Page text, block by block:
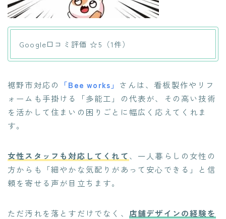
Google口コミ評価 ☆5（1件）
裾野市対応の 「Bee works」 さんは、看板製作やリフ
ォームも手掛ける「多能工」の代表が、その高い技術
を活かして住まいの困りごとに幅広く応えてくれま
す。
女性スタッフも対応してくれて、一人暮らしの女性の
方からも「細やかな気配りがあって安心できる」と信
頼を寄せる声が目立ちます。
ただ汚れを落とすだけでなく、 店舗デザインの経験を